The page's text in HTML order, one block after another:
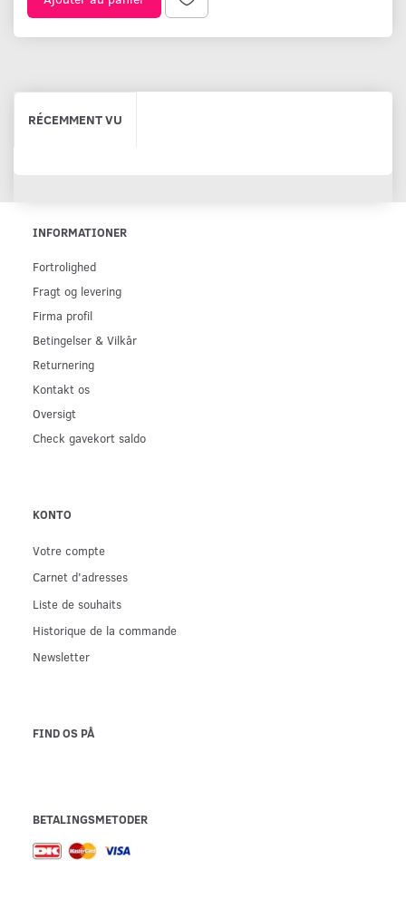
RÉCEMMENT VU
INFORMATIONER
Fortrolighed
Fragt og levering
Firma profil
Betingelser & Vilkår
Returnering
Kontakt os
Oversigt
Check gavekort saldo
KONTO
Votre compte
Carnet d'adresses
Liste de souhaits
Historique de la commande
Newsletter
FIND OS PÅ
BETALINGSMETODER